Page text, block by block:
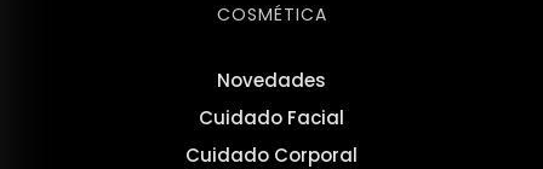
COSMÉTICA
Novedades
Cuidado Facial
Cuidado Corporal